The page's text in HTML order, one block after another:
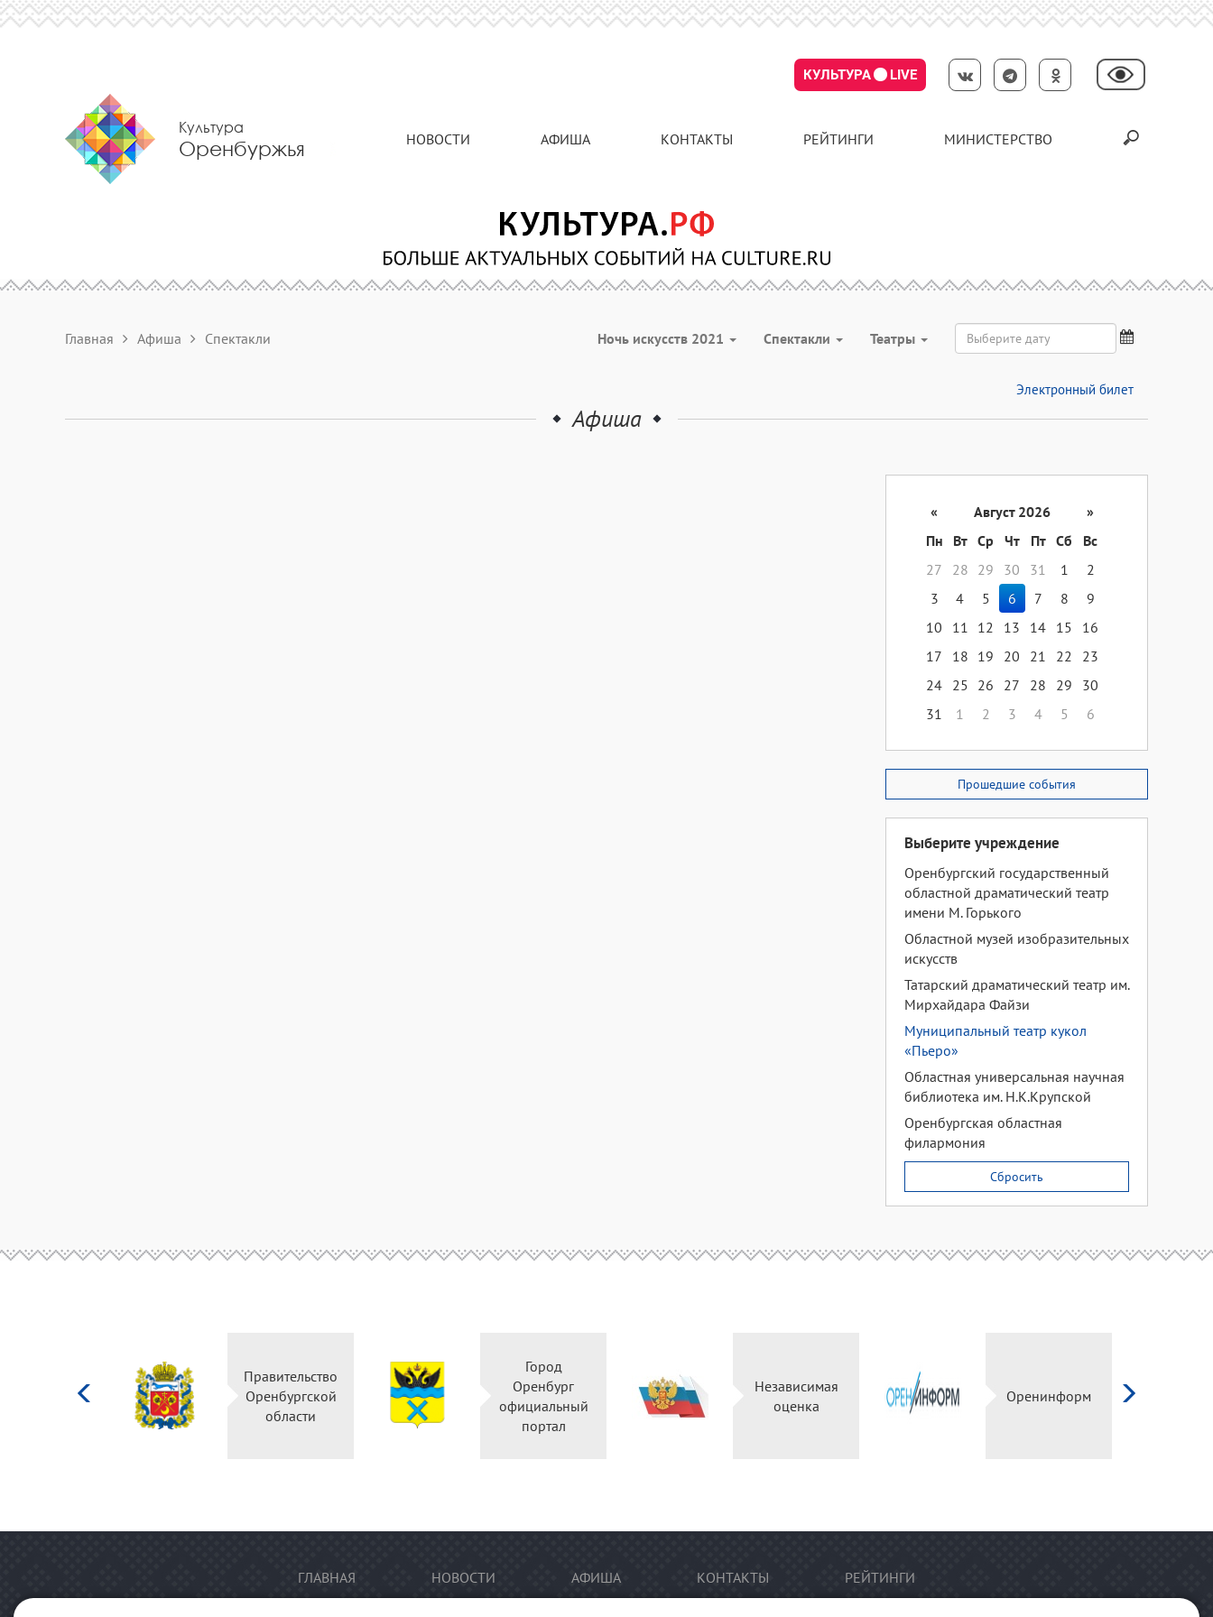
КУЛЬТУРА LIVE
Культура
Оренбуржья НОВОСТИ АФИША КОНТАКТЫ РЕЙТИНГИ МИНИСТЕРСТВО
Главная Афиша Спектакли Ночь искусств 2021 Спектакли Театры
Электронный билет
Афиша
« Август 2026
»
Пн
Вт Ср Чт Пт Сб
Вс
27
28 29 30 31 1
2
3
4 5 6 7 8
9
10
11 12 13 14 15
16
17
18 19 20 21 22
23
24 25 26 27 28 29
30
31
1 2 3 4 5 6
Прошедшие события
Выберите учреждение
Оренбургский государственный
областной драматический театр
имени М. Горького
Областной музей изобразительных
искусств
Татарский драматический театр им.
Мирхайдара Файзи
Муниципальный театр кукол
«Пьеро»
Областная универсальная научная
библиотека им. Н.К.Крупской
Оренбургская областная
филармония
Сбросить
Правительство
Оренбургской
области
Город
Оренбург
официальный
портал
Независимая
оценка
Оренинформ
ГЛАВНАЯ НОВОСТИ АФИША КОНТАКТЫ РЕЙТИНГИ